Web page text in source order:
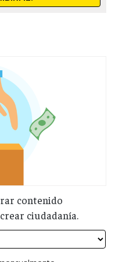
contenido
ciudadanía.